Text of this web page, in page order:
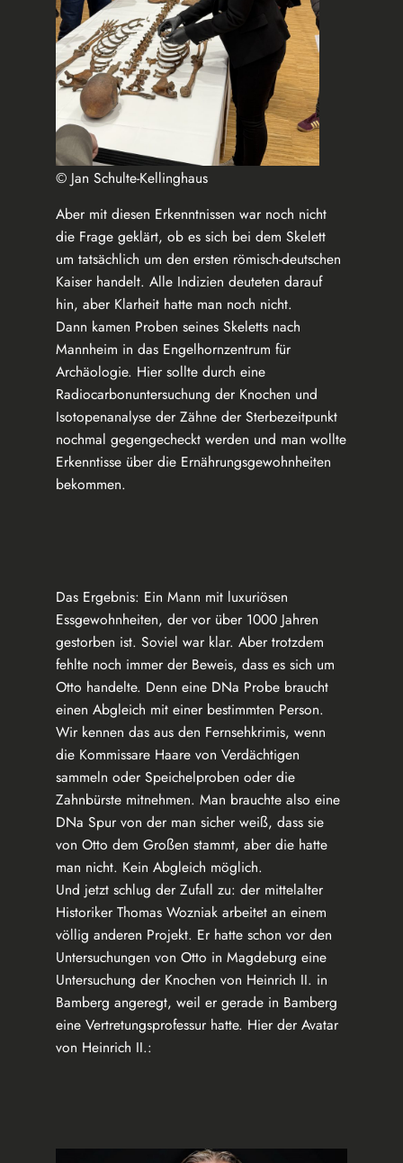
© Jan Schulte-Kellinghaus
Aber mit diesen Erkenntnissen war noch nicht
die Frage geklärt, ob es sich bei dem Skelett
um tatsächlich um den ersten römisch-deutschen
Kaiser handelt. Alle Indizien deuteten darauf
hin, aber Klarheit hatte man noch nicht.
Dann kamen Proben seines Skeletts nach
Mannheim in das Engelhornzentrum für
Archäologie. Hier sollte durch eine
Radiocarbonuntersuchung der Knochen und
Isotopenanalyse der Zähne der Sterbezeitpunkt
nochmal gegengecheckt werden und man wollte
Erkenntisse über die Ernährungsgewohnheiten
bekommen.
Das Ergebnis: Ein Mann mit luxuriösen
Essgewohnheiten, der vor über 1000 Jahren
gestorben ist. Soviel war klar. Aber trotzdem
fehlte noch immer der Beweis, dass es sich um
Otto handelte. Denn eine DNa Probe braucht
einen Abgleich mit einer bestimmten Person.
Wir kennen das aus den Fernsehkrimis, wenn
die Kommissare Haare von Verdächtigen
sammeln oder Speichelproben oder die
Zahnbürste mitnehmen. Man brauchte also eine
DNa Spur von der man sicher weiß, dass sie
von Otto dem Großen stammt, aber die hatte
man nicht. Kein Abgleich möglich.
Und jetzt schlug der Zufall zu: der mittelalter
Historiker Thomas Wozniak arbeitet an einem
völlig anderen Projekt. Er hatte schon vor den
Untersuchungen von Otto in Magdeburg eine
Untersuchung der Knochen von Heinrich II. in
Bamberg angeregt, weil er gerade in Bamberg
eine Vertretungsprofessur hatte. Hier der Avatar
von Heinrich II.: